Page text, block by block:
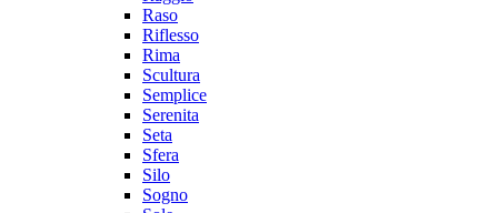
Raso
Riflesso
Rima
Scultura
Semplice
Serenita
Seta
Sfera
Silo
Sogno